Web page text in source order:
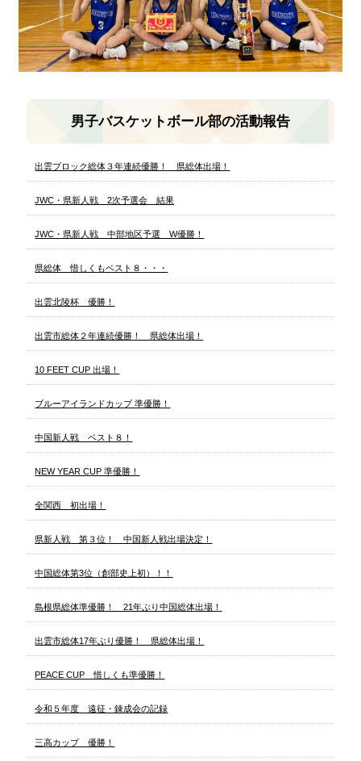
男子バスケットボール部の活動報告
出雲ブロック総体３年連続優勝！ 県総体出場！
JWC・県新人戦 2次予選会 結果
JWC・県新人戦 中部地区予選 W優勝！
県総体 惜しくもベスト８・・・
出雲北陵杯 優勝！
出雲市総体２年連続優勝！ 県総体出場！
10 FEET CUP 出場！
ブルーアイランドカップ 準優勝！
中国新人戦 ベスト８！
NEW YEAR CUP 準優勝！
全関西 初出場！
県新人戦 第３位！ 中国新人戦出場決定！
中国総体第3位（創部史上初）！！
島根県総体準優勝！ 21年ぶり中国総体出場！
出雲市総体17年ぶり優勝！ 県総体出場！
PEACE CUP 惜しくも準優勝！
令和５年度 遠征・錬成会の記録
三高カップ 優勝！